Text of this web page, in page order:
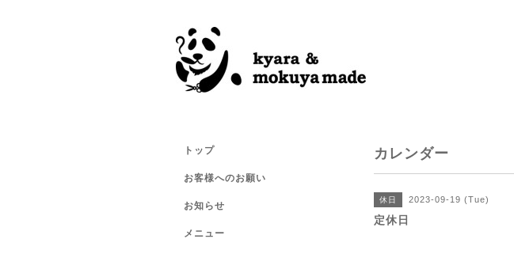
カレンダー
休日 2023-09-19 (Tue)
定休日
トップ
お客様へのお願い
お知らせ
メニュー